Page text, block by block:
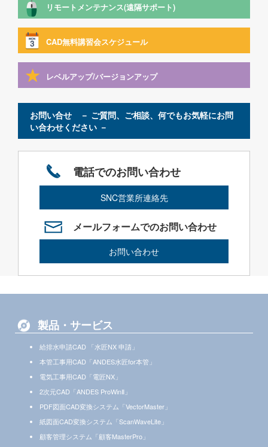
リモートメンテナンス(遠隔サポート)
CAD無料講習会スケジュール
レベルアップ/バージョンアップ
お問い合せ － ご質問、ご相談、何でもお気軽にお問
い合わせください －
電話でのお問い合わせ
SNC営業所連絡先
メールフォームでのお問い合わせ
お問い合わせ
製品・サービス
給排水申請CAD 「水匠NX 申請」
本管工事用CAD「ANDES水匠for本管」
電気工事用CAD「電匠NX」
2次元CAD「ANDES ProWinⅡ」
PDF図面CAD変換システム「VectorMaster」
紙図面CAD変換システム「ScanWaveLite」
顧客管理システム「顧客MasterPro」